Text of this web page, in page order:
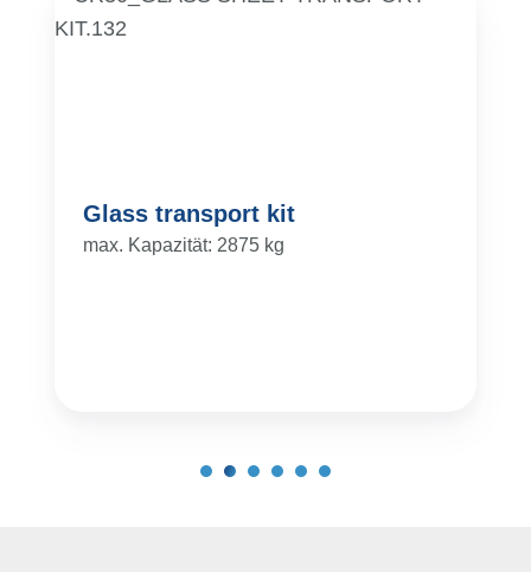
Glass transport kit
max. Kapazität: 2875 kg